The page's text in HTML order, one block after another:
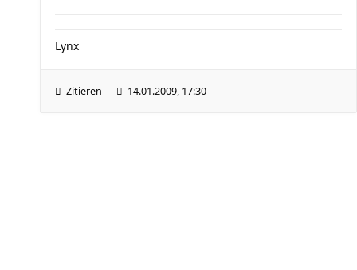
Lynx
Zitieren 14.01.2009, 17:30